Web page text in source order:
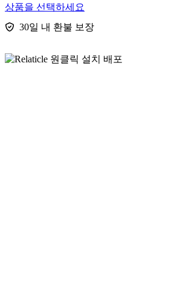
상품을 선택하세요
30일 내 환불 보장